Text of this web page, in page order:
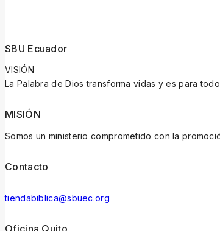
SBU Ecuador
VISIÓN
La Palabra de Dios transforma vidas y es para
MISIÓN
Somos un ministerio comprometido con la
Contacto
tiendabiblica@sbuec.org
Oficina Quito